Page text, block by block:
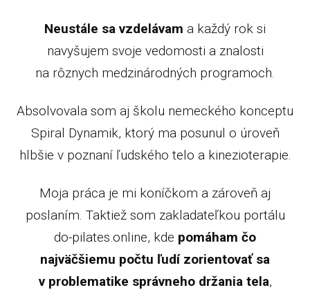
Neustále sa vzdelávam a každý rok si
navyšujem svoje vedomosti a znalosti
na rôznych medzinárodných programoch.
Absolvovala som aj školu nemeckého konceptu
Spiral Dynamik, ktorý ma posunul o úroveň
hlbšie v poznaní ľudského telo a kinezioterapie.
Moja práca je mi koníčkom a zároveň aj
poslaním. Taktiež som zakladateľkou portálu
do-pilates.online, kde pomáham čo
najväčšiemu počtu ľudí zorientovať sa
v problematike správneho držania tela,